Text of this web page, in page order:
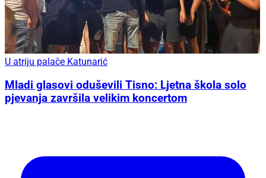
U atriju palače Katunarić
Mladi glasovi oduševili Tisno: Ljetna škola solo
pjevanja završila velikim koncertom